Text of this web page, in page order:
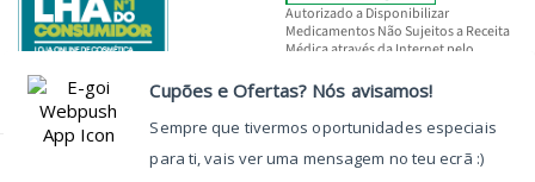
Autorizado a Disponibilizar
Medicamentos Não Sujeitos a Receita
Médica através da Internet pelo